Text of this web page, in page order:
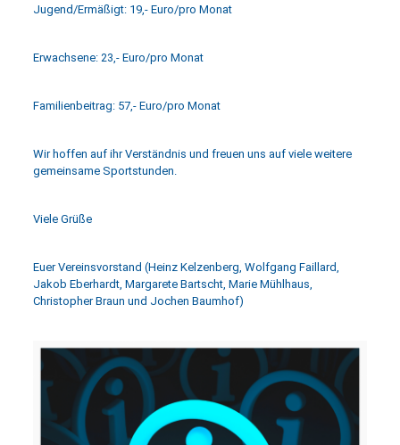
Jugend/Ermäßigt: 19,- Euro/pro Monat
Erwachsene: 23,- Euro/pro Monat
Familienbeitrag: 57,- Euro/pro Monat
Wir hoffen auf ihr Verständnis und freuen uns auf viele weitere
gemeinsame Sportstunden.
Viele Grüße
Euer Vereinsvorstand (Heinz Kelzenberg, Wolfgang Faillard,
Jakob Eberhardt, Margarete Bartscht, Marie Mühlhaus,
Christopher Braun und Jochen Baumhof)